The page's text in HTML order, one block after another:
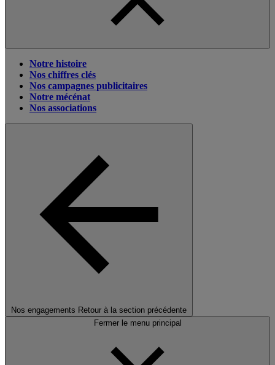
Notre histoire
Nos chiffres clés
Nos campagnes publicitaires
Notre mécénat
Nos associations
Nos engagements Retour à la section précédente
Fermer le menu principal